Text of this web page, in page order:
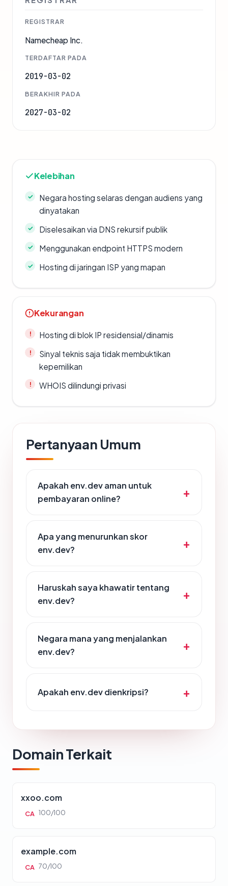
REGISTRAR
Namecheap Inc.
TERDAFTAR PADA
2019-03-02
BERAKHIR PADA
2027-03-02
Kelebihan
Negara hosting selaras dengan audiens yang
dinyatakan
Diselesaikan via DNS rekursif publik
Menggunakan endpoint HTTPS modern
Hosting di jaringan ISP yang mapan
Kekurangan
Hosting di blok IP residensial/dinamis
Sinyal teknis saja tidak membuktikan
kepemilikan
WHOIS dilindungi privasi
Pertanyaan Umum
Apakah env.dev aman untuk
pembayaran online?
Apa yang menurunkan skor
env.dev?
Haruskah saya khawatir tentang
env.dev?
Negara mana yang menjalankan
env.dev?
Apakah env.dev dienkripsi?
Domain Terkait
xxoo.com
CA 100/100
example.com
CA 70/100